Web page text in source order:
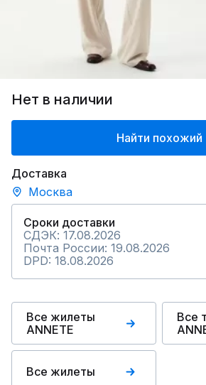
Нет в наличии
Найти похожий
Доставка
Москва
Сроки доставки
СДЭК: 17.08.2026
Почта России: 19.08.2026
DPD: 18.08.2026
Все жилеты
ANNETE
Все
Все жилеты